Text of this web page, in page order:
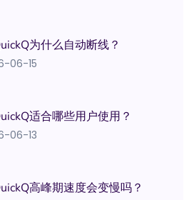
为什么自动断线？
06-15
适合哪些用户使用？
06-13
高峰期速度会变慢吗？